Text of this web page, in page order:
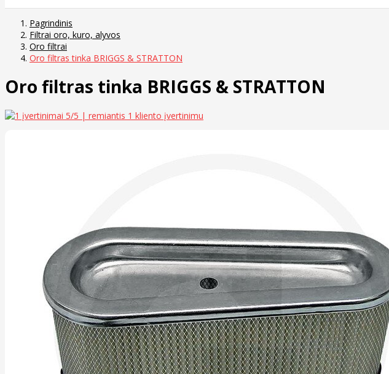
Pagrindinis
Filtrai oro, kuro, alyvos
Oro filtrai
Oro filtras tinka BRIGGS & STRATTON
Oro filtras tinka BRIGGS & STRATTON
5/5 | remiantis 1 kliento įvertinimu